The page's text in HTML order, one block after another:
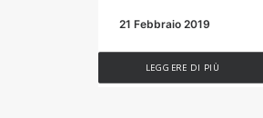
21 Febbraio 2019
LEGGERE DI PIÙ